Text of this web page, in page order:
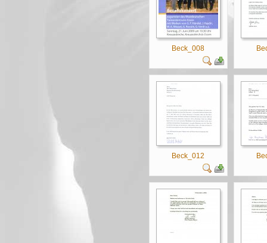
Beck_008
Beck_012